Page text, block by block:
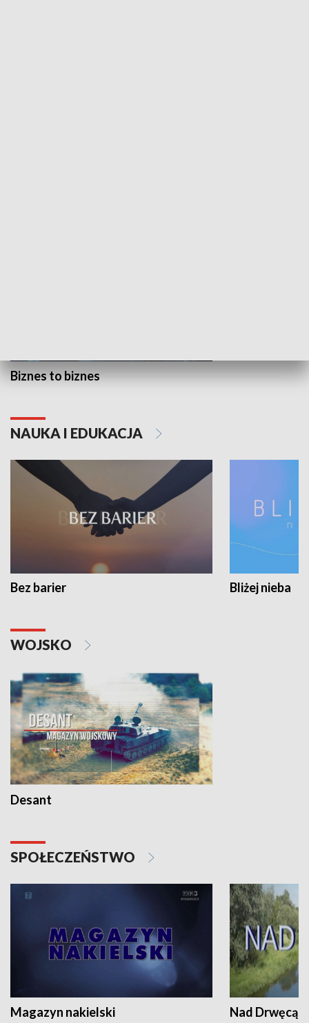
Biznes to biznes
NAUKA I EDUKACJA
Bez barier Bliżej nieba
WOJSKO
Desant
SPOŁECZEŃSTWO
Magazyn nakielski Nad Drwęcą